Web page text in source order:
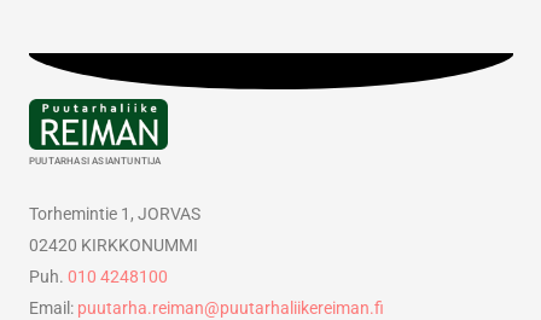
PUUTARHASI ASIANTUNTIJA
Torhemintie 1, JORVAS
02420 KIRKKONUMMI
Puh. 010 4248100
Email: puutarha.reiman@puutarhaliikereiman.fi